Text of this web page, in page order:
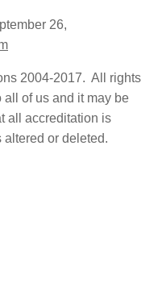
26,
2004-2017. All rights
all of us and it may be
all accreditation is
or deleted.